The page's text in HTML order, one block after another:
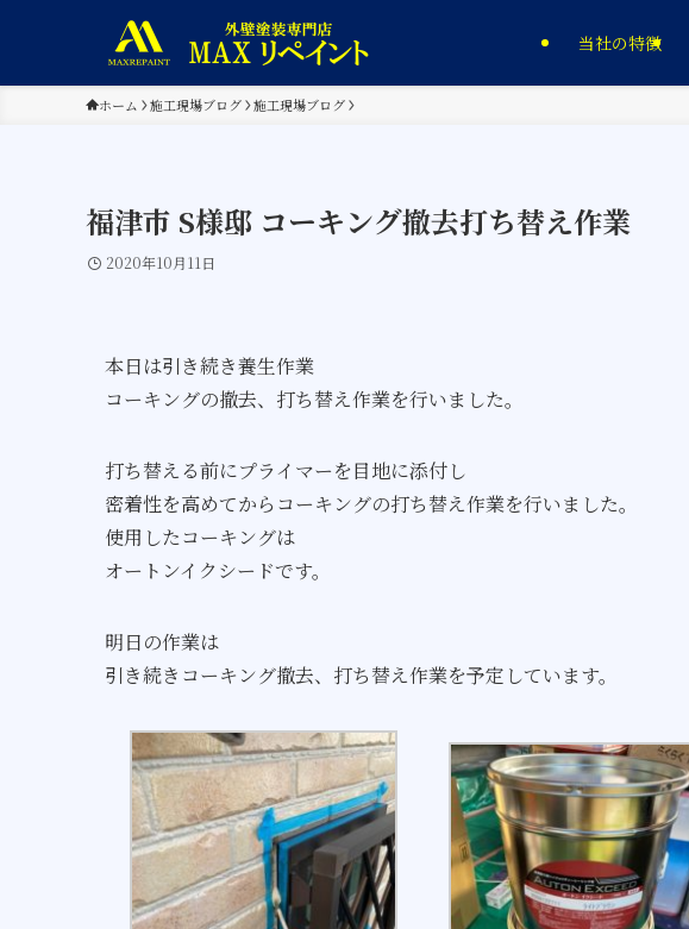
当社の特徴
ホーム 施工現場ブログ 施工現場ブログ
福津市 S様邸 コーキング撤去打ち替え作業
2020年10月11日
本日は引き続き養生作業
コーキングの撤去、打ち替え作業を行いました。
打ち替える前にプライマーを目地に添付し
密着性を高めてからコーキングの打ち替え作業を行いました。
使用したコーキングは
オートンイクシードです。
明日の作業は
引き続きコーキング撤去、打ち替え作業を予定しています。